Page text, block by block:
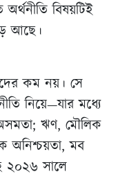
বিষয়টিই
আছে।
কম নয়। সে
নিয়ে—যার মধ্যে
অসমতা; ঋণ, মৌলিক
অনিশ্চয়তা, মব
২০২৬ সালে